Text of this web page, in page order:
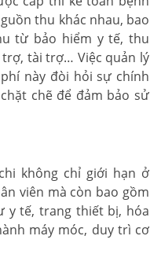
thu khác nhau, bao
từ bảo hiểm y tế, thu
tài trợ… Việc quản lý
này đòi hỏi sự chính
chẽ để đảm bảo sử
không chỉ giới hạn ở
viên mà còn bao gồm
y tế, trang thiết bị, hóa
máy móc, duy trì cơ